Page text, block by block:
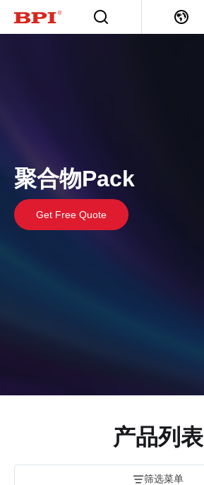
聚合物Pack
Get Free Quote
产品列表
筛选菜单